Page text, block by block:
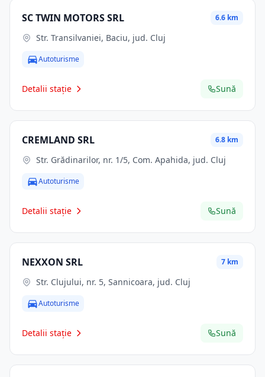
SC TWIN MOTORS SRL 6.6 km
Str. Transilvaniei, Baciu, jud. Cluj
Autoturisme
Detalii stație Sună
CREMLAND SRL 6.8 km
Str. Grădinarilor, nr. 1/5, Com. Apahida, jud. Cluj
Autoturisme
Detalii stație Sună
NEXXON SRL 7 km
Str. Clujului, nr. 5, Sannicoara, jud. Cluj
Autoturisme
Detalii stație Sună